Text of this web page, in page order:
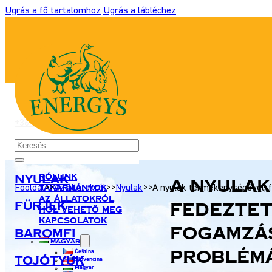
Ugrás a fő tartalomhoz Ugrás a lábléchez
+36 306 931 327 takarmany@energyshobby.hu
Keresés
Főoldal>>Az állatokról>> Nyulak>>A nyulak
Rólunk
Takarmányok
Az állatokról
Hol vehetö meg
Kapcsolatok
Magyar
Čeština
Slovenčina
Magyar
Nyulak
Fürjek
Baromfi
Tojótyúk
A